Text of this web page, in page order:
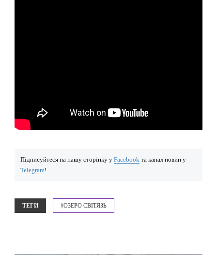
Підписуйтеся на нашу сторінку у Facebook та канал новин у
Telegram!
ТЕГИ #ОЗЕРО СВІТЯЗЬ